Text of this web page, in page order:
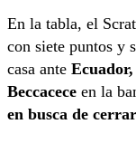
En la tabla, el
con siete puntos y
casa ante
Beccacece en la
en busca de